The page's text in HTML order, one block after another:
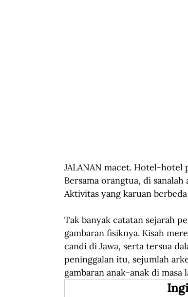
JALANAN macet. Hotel-hotel
Bersama orangtua, di
Aktivitas yang karuan
Tak banyak catatan sejarah
gambaran fisiknya. Kisah
candi di Jawa, serta tersua
peninggalan itu, sejumlah
gambaran anak-anak di masa